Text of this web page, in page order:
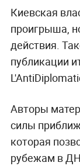
Киевская
проигрыша,
действия.
публикации
Авторы
силы
которая
рубежам в